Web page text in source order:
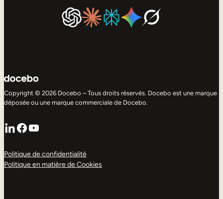
Copyright © 2026 Docebo – Tous droits réservés. Docebo est une marque
déposée ou une marque commerciale de Docebo.
LinkedIn
Facebook
YouTube
Politique de confidentialité
Politique en matière de Cookies